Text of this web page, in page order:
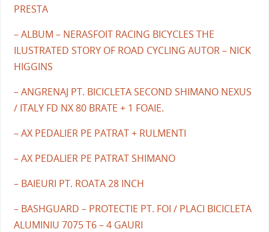
PRESTA
– ALBUM – NERASFOIT RACING BICYCLES THE
ILUSTRATED STORY OF ROAD CYCLING AUTOR – NICK
HIGGINS
– ANGRENAJ PT. BICICLETA SECOND SHIMANO NEXUS
/ ITALY FD NX 80 BRATE + 1 FOAIE.
– AX PEDALIER PE PATRAT + RULMENTI
– AX PEDALIER PE PATRAT SHIMANO
– BAIEURI PT. ROATA 28 INCH
– BASHGUARD – PROTECTIE PT. FOI / PLACI BICICLETA
ALUMINIU 7075 T6 – 4 GAURI